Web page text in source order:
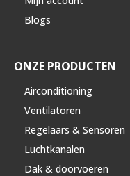
Blogs
ONZE PRODUCTEN
Airconditioning
Ventilatoren
Regelaars & Sensoren
Luchtkanalen
Dak & doorvoeren